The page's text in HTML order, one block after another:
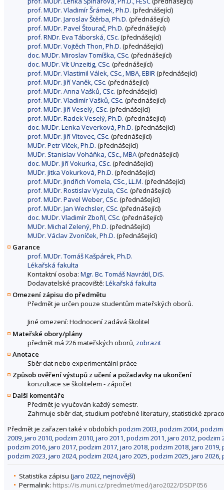
prof. MUDr. Vladimír Šrámek, Ph.D. (přednášející)
prof. MUDr. Jaroslav Štěrba, Ph.D. (přednášející)
prof. MUDr. Pavel Štourač, Ph.D. (přednášející)
prof. RNDr. Eva Táborská, CSc. (přednášející)
prof. MUDr. Vojtěch Thon, Ph.D. (přednášející)
doc. MUDr. Miroslav Tomíška, CSc. (přednášející)
doc. MUDr. Vít Unzeitig, CSc. (přednášející)
prof. MUDr. Vlastimil Válek, CSc., MBA, EBIR(přednášející)
prof. MUDr. Jiří Vaněk, CSc. (přednášející)
prof. MUDr. Anna Vašků, CSc. (přednášející)
prof. MUDr. Vladimír Vašků, CSc. (přednášející)
prof. MUDr. Jiří Veselý, CSc. (přednášející)
prof. MUDr. Radek Veselý, Ph.D. (přednášející)
doc. MUDr. Lenka Veverková, Ph.D. (přednášející)
prof. MUDr. Jiří Vítovec, CSc. (přednášející)
MUDr. Petr Vlček, Ph.D. (přednášející)
MUDr. Stanislav Voháňka, CSc., MBA(přednášející)
doc. MUDr. Jiří Vokurka, CSc. (přednášející)
MUDr. Jitka Vokurková, Ph.D. (přednášející)
prof. MUDr. Jindřich Vomela, CSc., LL.M. (přednášející)
prof. MUDr. Rostislav Vyzula, CSc. (přednášející)
prof. MUDr. Pavel Weber, CSc. (přednášející)
prof. MUDr. Jan Wechsler, CSc. (přednášející)
doc. MUDr. Vladimír Zbořil, CSc. (přednášející)
MUDr. Michal Zelený, Ph.D. (přednášející)
MUDr. Václav Zvoníček, Ph.D. (přednášející)
Garance
prof. MUDr. Tomáš Kašpárek, Ph.D.
Lékařská fakulta
Kontaktní osoba: Mgr. Bc. Tomáš Navrátil, DiS.
Dodavatelské pracoviště: Lékařská fakulta
Omezení zápisu do předmětu
Předmět je určen pouze studentům mateřských oborů.
Jiné omezení: Hodnocení zadává školitel
Mateřské obory/plány
předmět má 226 mateřských oborů, zobrazit
Anotace
Sběr dat nebo experimentální práce
Způsob ověření výstupů z učení a požadavky na ukončení
konzultace se školitelem - zápočet
Další komentáře
Předmět je vyučován každý semestr.
Zahrnuje sběr dat, studium potřebné literatury, statistické
Předmět je zařazen také v obdobích podzim 2003,podzim 2004,podzim
2009,jaro 2010,podzim 2010,jaro 2011,podzim 2011,jaro 2012,podzim
podzim 2016,jaro 2017,podzim 2017,jaro 2018,podzim 2018,jaro 2019,
podzim 2023,jaro 2024,podzim 2024,jaro 2025,podzim 2025,jaro 2026,
Statistika zápisu (jaro 2022,nejnovější)
Permalink: https://is.muni.cz/predmet/med/jaro2022/DSDP056